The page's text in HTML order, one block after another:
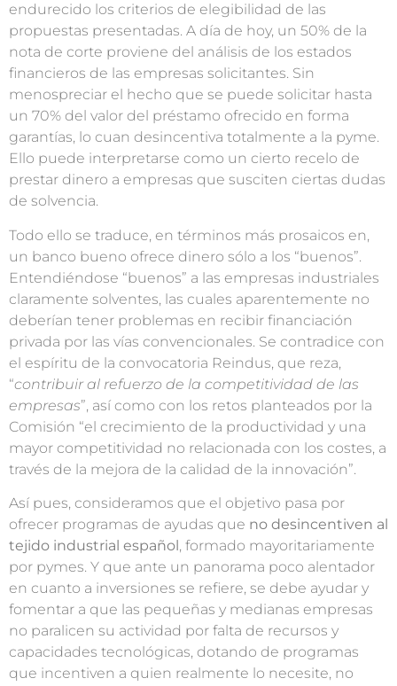
endurecido los criterios de elegibilidad de las
propuestas presentadas. A día de hoy, un 50% de la
nota de corte proviene del análisis de los estados
financieros de las empresas solicitantes. Sin
menospreciar el hecho que se puede solicitar hasta
un 70% del valor del préstamo ofrecido en forma
garantías, lo cuan desincentiva totalmente a la pyme.
Ello puede interpretarse como un cierto recelo de
prestar dinero a empresas que susciten ciertas dudas
de solvencia.
Todo ello se traduce, en términos más prosaicos en,
un banco bueno ofrece dinero sólo a los “buenos”.
Entendiéndose “buenos” a las empresas industriales
claramente solventes, las cuales aparentemente no
deberían tener problemas en recibir financiación
privada por las vías convencionales. Se contradice con
el espíritu de la convocatoria Reindus, que reza,
“contribuir al refuerzo de la competitividad de las
empresas”, así como con los retos planteados por la
Comisión “el crecimiento de la productividad y una
mayor competitividad no relacionada con los costes, a
través de la mejora de la calidad de la innovación”.
Así pues, consideramos que el objetivo pasa por
ofrecer programas de ayudas que no desincentiven al
tejido industrial español, formado mayoritariamente
por pymes. Y que ante un panorama poco alentador
en cuanto a inversiones se refiere, se debe ayudar y
fomentar a que las pequeñas y medianas empresas
no paralicen su actividad por falta de recursos y
capacidades tecnológicas, dotando de programas
que incentiven a quien realmente lo necesite, no